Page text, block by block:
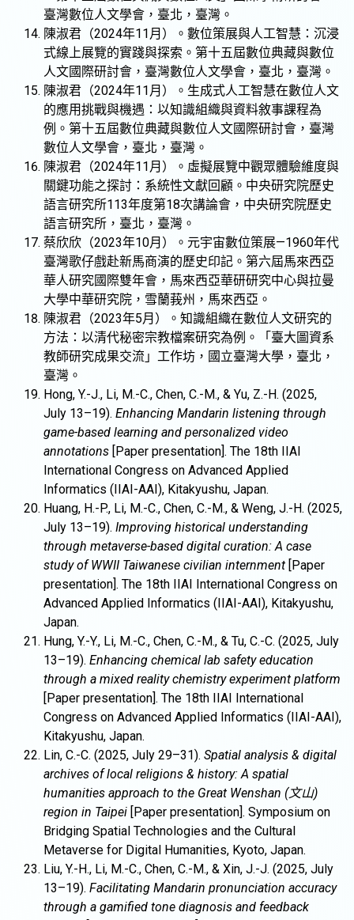
臺灣數位人文學會，臺北，臺灣。
陳淑君（2024年11月）。數位策展與人工智慧：沉浸
式線上展覽的實踐與探索。第十五屆數位典藏與數位
人文國際研討會，臺灣數位人文學會，臺北，臺灣。
陳淑君（2024年11月）。生成式人工智慧在數位人文
的應用挑戰與機遇：以知識組織與資料敘事課程為
例。第十五屆數位典藏與數位人文國際研討會，臺灣
數位人文學會，臺北，臺灣。
陳淑君（2024年11月）。虛擬展覽中觀眾體驗維度與
關鍵功能之探討：系統性文獻回顧。中央研究院歷史
語言研究所113年度第18次講論會，中央研究院歷史
語言研究所，臺北，臺灣。
蔡欣欣（2023年10月）。元宇宙數位策展—1960年代
臺灣歌仔戲赴新馬商演的歷史印記。第六屆馬來西亞
華人研究國際雙年會，馬來西亞華研研究中心與拉曼
大學中華研究院，雪蘭莪州，馬來西亞。
陳淑君（2023年5月）。知識組織在數位人文研究的
方法：以清代秘密宗教檔案研究為例。「臺大圖資系
教師研究成果交流」工作坊，國立臺灣大學，臺北，
臺灣。
Hong, Y.-J., Li, M.-C., Chen, C.-M., & Yu, Z.-H. (2025,
July 13–19). Enhancing Mandarin listening through
game-based learning and personalized video
annotations [Paper presentation]. The 18th IIAI
International Congress on Advanced Applied
Informatics (IIAI-AAI), Kitakyushu, Japan.
Huang, H.-P., Li, M.-C., Chen, C.-M., & Weng, J.-H. (2025,
July 13–19). Improving historical understanding
through metaverse-based digital curation: A case
study of WWII Taiwanese civilian internment [Paper
presentation]. The 18th IIAI International Congress on
Advanced Applied Informatics (IIAI-AAI), Kitakyushu,
Japan.
Hung, Y.-Y., Li, M.-C., Chen, C.-M., & Tu, C.-C. (2025, July
13–19). Enhancing chemical lab safety education
through a mixed reality chemistry experiment platform
[Paper presentation]. The 18th IIAI International
Congress on Advanced Applied Informatics (IIAI-AAI),
Kitakyushu, Japan.
Lin, C.-C. (2025, July 29–31). Spatial analysis & digital
archives of local religions & history: A spatial
humanities approach to the Great Wenshan (文山)
region in Taipei [Paper presentation]. Symposium on
Bridging Spatial Technologies and the Cultural
Metaverse for Digital Humanities, Kyoto, Japan.
Liu, Y.-H., Li, M.-C., Chen, C.-M., & Xin, J.-J. (2025, July
13–19). Facilitating Mandarin pronunciation accuracy
through a gamified tone diagnosis and feedback